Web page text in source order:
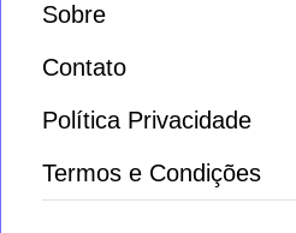
Sobre
Contato
Política Privacidade
Termos e Condições